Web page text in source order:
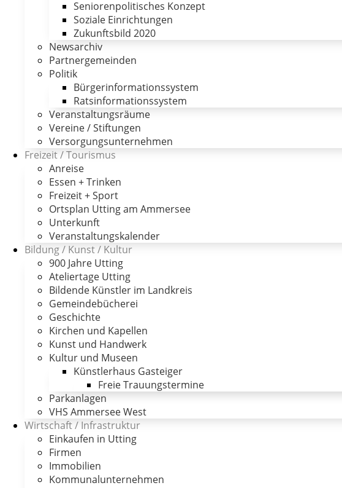
Seniorenpolitisches Konzept
Soziale Einrichtungen
Zukunftsbild 2020
Newsarchiv
Partnergemeinden
Politik
Bürgerinformationssystem
Ratsinformationssystem
Veranstaltungsräume
Vereine / Stiftungen
Versorgungsunternehmen
Freizeit / Tourismus
Anreise
Essen + Trinken
Freizeit + Sport
Ortsplan Utting am Ammersee
Unterkunft
Veranstaltungskalender
Bildung / Kunst / Kultur
900 Jahre Utting
Ateliertage Utting
Bildende Künstler im Landkreis
Gemeindebücherei
Geschichte
Kirchen und Kapellen
Kunst und Handwerk
Kultur und Museen
Künstlerhaus Gasteiger
Freie Trauungstermine
Parkanlagen
VHS Ammersee West
Wirtschaft / Infrastruktur
Einkaufen in Utting
Firmen
Immobilien
Kommunalunternehmen